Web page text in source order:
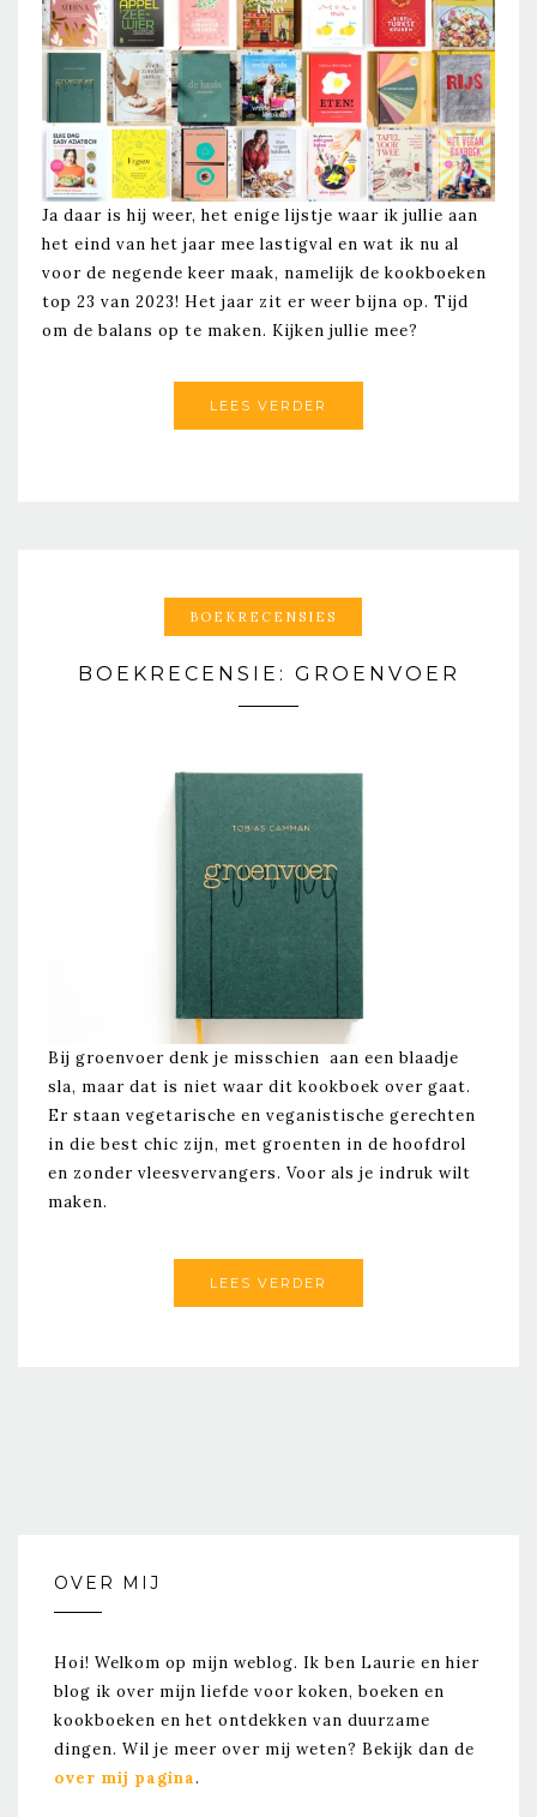
Ja daar is hij weer, het enige lijstje waar ik jullie aan
het eind van het jaar mee lastigval en wat ik nu al
voor de negende keer maak, namelijk de kookboeken
top 23 van 2023! Het jaar zit er weer bijna op. Tijd
om de balans op te maken. Kijken jullie mee?
LEES VERDER
BOEKRECENSIES
BOEKRECENSIE: GROENVOER
Bij groenvoer denk je misschien aan een blaadje
sla, maar dat is niet waar dit kookboek over gaat.
Er staan vegetarische en veganistische gerechten
in die best chic zijn, met groenten in de hoofdrol
en zonder vleesvervangers. Voor als je indruk wilt
maken.
LEES VERDER
OVER MIJ
Hoi! Welkom op mijn weblog. Ik ben Laurie en hier
blog ik over mijn liefde voor koken, boeken en
kookboeken en het ontdekken van duurzame
dingen. Wil je meer over mij weten? Bekijk dan de
over mij pagina.